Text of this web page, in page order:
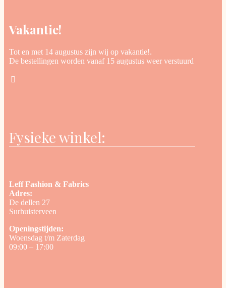
Vakantie!
Tot en met 14 augustus zijn wij op vakantie!.
De bestellingen worden vanaf 15 augustus weer verstuurd
Fysieke winkel:
Leff Fashion & Fabrics
Adres:
De dellen 27
Surhuisterveen
Openingstijden:
Woensdag t/m Zaterdag
09:00 – 17:00